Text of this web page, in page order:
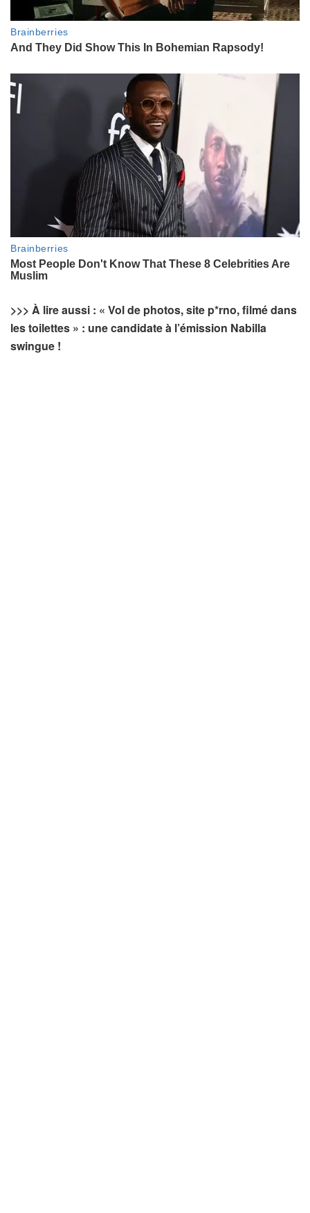
>>> À lire aussi : « Vol de photos, site p*rno, filmé dans
les toilettes » : une candidate à l’émission Nabilla
swingue !